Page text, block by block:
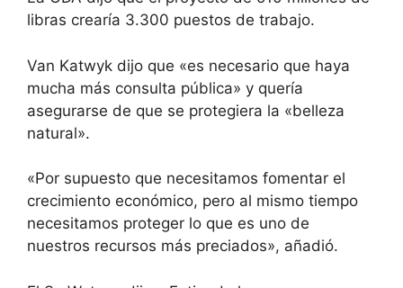
libras crearía 3.300 puestos de trabajo.
Van Katwyk dijo que «es necesario que haya
mucha más consulta pública» y quería
asegurarse de que se protegiera la «belleza
natural».
«Por supuesto que necesitamos fomentar el
crecimiento económico, pero al mismo tiempo
necesitamos proteger lo que es uno de
nuestros recursos más preciados», añadió.